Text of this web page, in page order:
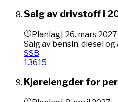
Salg av drivstoff i
Planlagt 26. mars 2027
Salg av bensin, diesel
SSB
13615
Kjørelengder for